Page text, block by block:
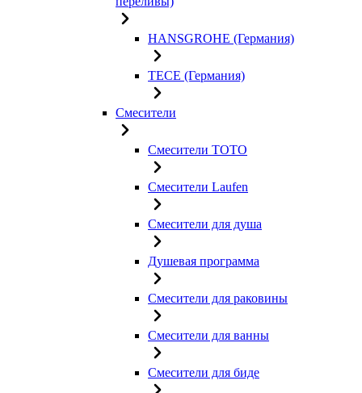
HANSGROHE (Германия)
TECE (Германия)
Смесители
Смесители TOTO
Смесители Laufen
Смесители для душа
Душевая программа
Смесители для раковины
Смесители для ванны
Смесители для биде